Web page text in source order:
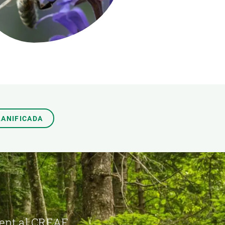
Biodiversitat
Canvi global